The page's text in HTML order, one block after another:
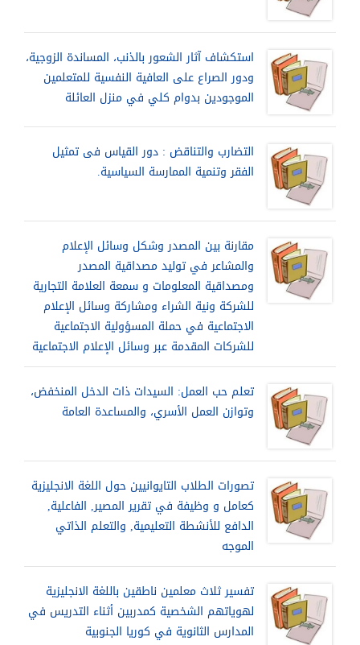
استكشاف آثار الشعور بالذنب، المساندة الزوجية،
ودور الصراع على العافية النفسية للمتعلمين
الموجودين بدوام كلي في منزل العائلة
التضارب والتناقض : دور القياس فى تمثيل
الفقر وتنمية الممارسة السياسية.
مقارنة بين المصدر وشكل وسائل الإعلام
والمشاعر في توليد مصداقية المصدر
ومصداقية المعلومات و سمعة العلامة التجارية
للشركة ونية الشراء ومشاركة وسائل الإعلام
الاجتماعية في حملة المسؤولية الاجتماعية
للشركات المقدمة عبر وسائل الإعلام الاجتماعية
تعلم حب العمل: السيدات ذات الدخل المنخفض،
وتوازن العمل الأسري، والمساعدة العامة
تصورات الطلاب التايوانيين حول اللغة الانجليزية
كعامل و وظيفة في تقرير المصير, الفاعلية,
الدافع للأنشطة التعليمية, والتعلم الذاتي
الموجه
تفسير ثلاث معلمين ناطقين باللغة الانجليزية
لهوياتهم الشخصية كمدربين أثناء التدريس في
المدارس الثانوية في كوريا الجنوبية